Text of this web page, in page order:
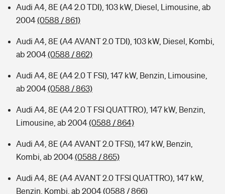
Audi A4, 8E (A4 2.0 TDI), 103 kW, Diesel, Limousine, ab
2004(0588 / 861)
Audi A4, 8E (A4 AVANT 2.0 TDI), 103 kW, Diesel, Kombi,
ab 2004(0588 / 862)
Audi A4, 8E (A4 2.0 T FSI), 147 kW, Benzin, Limousine,
ab 2004(0588 / 863)
Audi A4, 8E (A4 2.0 T FSI QUATTRO), 147 kW, Benzin,
Limousine, ab 2004(0588 / 864)
Audi A4, 8E (A4 AVANT 2.0 TFSI), 147 kW, Benzin,
Kombi, ab 2004(0588 / 865)
Audi A4, 8E (A4 AVANT 2.0 TFSI QUATTRO), 147 kW,
Benzin, Kombi, ab 2004(0588 / 866)